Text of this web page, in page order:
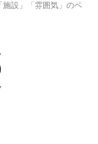
施設」「雰囲気」のベ